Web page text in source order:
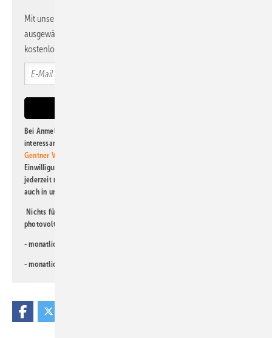
Mit unserem Newsletter erhalten Sie regelmäßig von uns
ausgewählte Informationen und Neuigkeiten, gebündelt und
kostenlos direkt ins Postfach.
Bei Anmeldung zu diesem Newsletter bin ich damit einverstanden, über
interessante Verlags- und Online-Angebote
Gentner Verlag GmbH & Co. KG
Einwilligung kann ich jederzeit widerrufen und eine Abmeldung ist
jederzeit möglich. Informationen zum Umgang mit Daten finden Sie
auch in unserer
Nichts für Sie dabei? Dann lesen Sie doch einen unserer weiteren
photovoltaik-Newsletter!
- monatlicher
- monatlicher